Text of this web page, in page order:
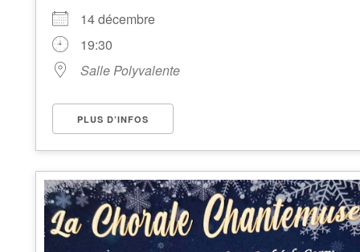
14 décembre
19:30
Salle Polyvalente
PLUS D’INFOS